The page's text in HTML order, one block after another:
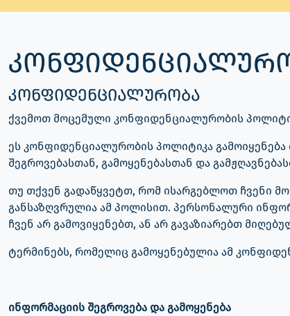
კომბლეს DIY ნაკრები
კონფიდენციალურობა
ქვემოთ მოცემული კონფიდენციალურობის
ეს კონფიდენციალურობის პოლიტიკა
შეგროვებასთან, გამოყენებასთან და
თუ თქვენ გადაწყვეტთ, რომ ისარგებლოთ ჩვენი
განსაზღვრულია ამ პოლისით. პერსონალური
ჩვენ არ გამოვიყენებთ, ან არ გავაზიარებთ
ტერმინებს, რომელიც გამოყენებულია ამ
ინფორმაციის შეგროვება და გამოყენება